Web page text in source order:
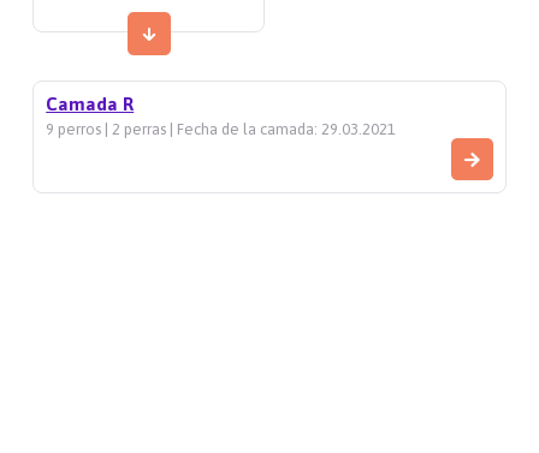
Camada R
9 perros | 2 perras | Fecha de la camada: 29.03.2021